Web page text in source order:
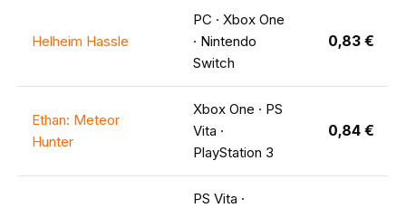
Helheim Hassle
PC · Xbox One
· Nintendo
Switch
0,83 €
Ethan: Meteor
Hunter
Xbox One · PS
Vita ·
PlayStation 3
0,84 €
PS Vita ·